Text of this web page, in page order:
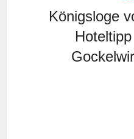
Königsloge